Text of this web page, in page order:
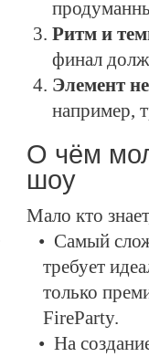
Ритм и
финал
Элемент
например,
О чём
шоу
Мало кто
Самый
требует
только
FireParty.
На